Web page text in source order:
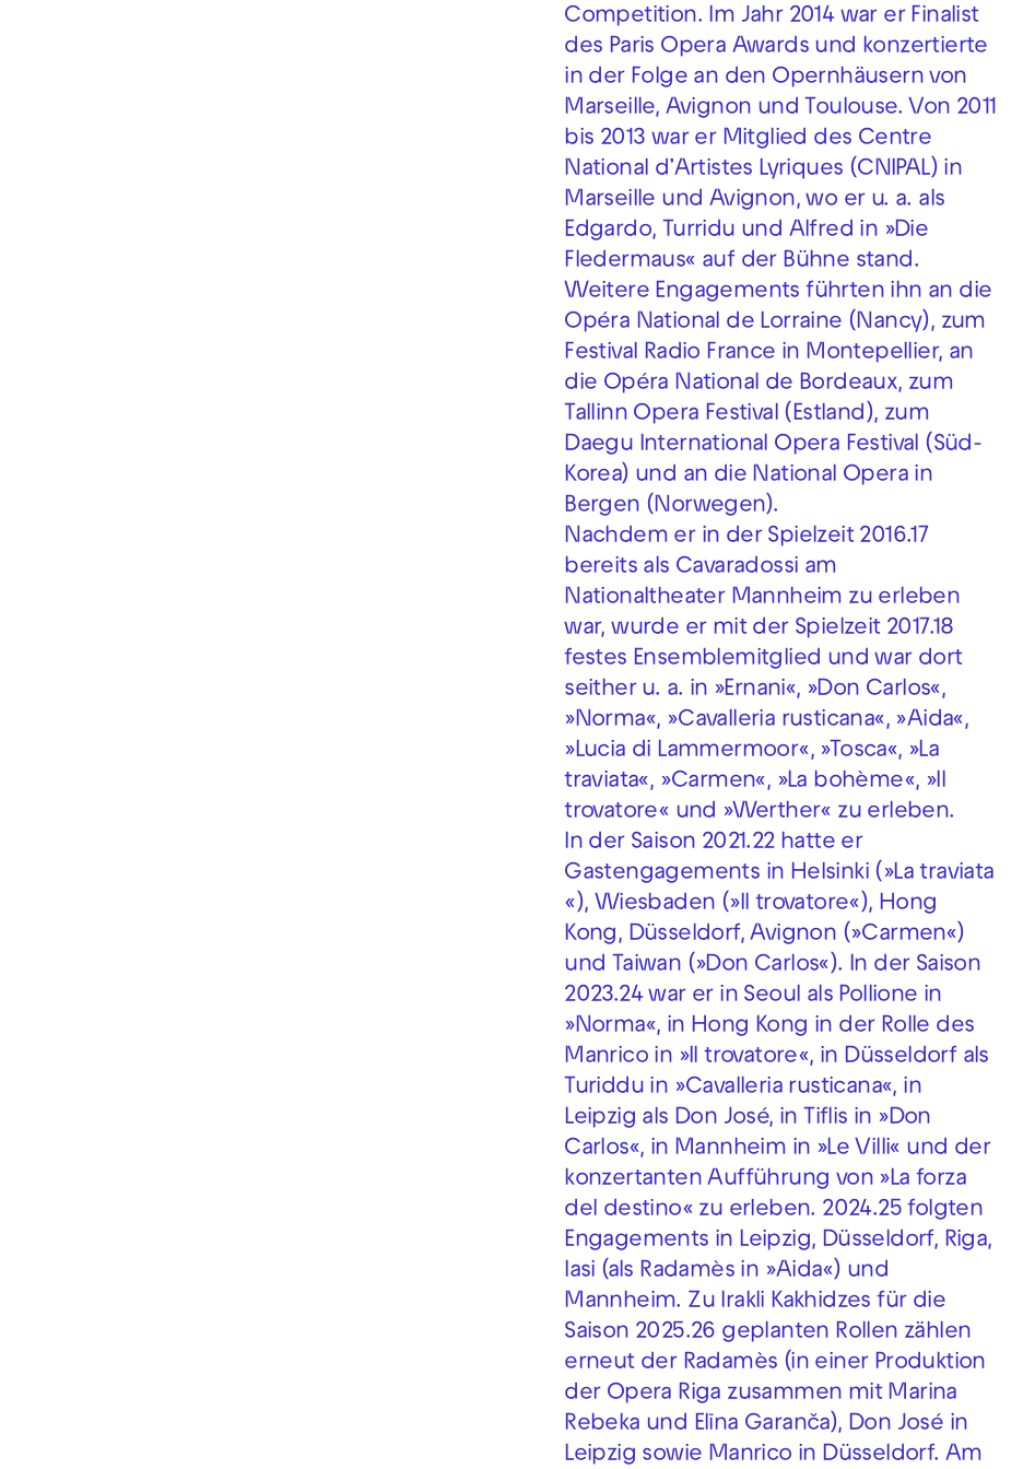
Competition. Im Jahr 2014 war er Finalist
des Paris Opera Awards und konzertierte
in der Folge an den Opernhäusern von
Marseille, Avignon und Toulouse. Von 2011
bis 2013 war er Mitglied des Centre
National d’Artistes Lyriques (CNIPAL) in
Marseille und Avignon, wo er u. a. als
Edgardo, Turridu und Alfred in »Die
Fledermaus« auf der Bühne stand.
Weitere Engagements führten ihn an die
Opéra National de Lorraine (Nancy), zum
Festival Radio France in Montepellier, an
die Opéra National de Bordeaux, zum
Tallinn Opera Festival (Estland), zum
Daegu International Opera Festival (Süd-
Korea) und an die National Opera in
Bergen (Norwegen).
Nachdem er in der Spielzeit 2016.17
bereits als Cavaradossi am
Nationaltheater Mannheim zu erleben
war, wurde er mit der Spielzeit 2017.18
festes Ensemblemitglied und war dort
seither u. a. in »Ernani«, »Don Carlos«,
»Norma«, »Cavalleria rusticana«, »Aida«,
»Lucia di Lammermoor«, »Tosca«, »La
traviata«, »Carmen«, »La bohème«, »Il
trovatore« und »Werther« zu erleben.
In der Saison 2021.22 hatte er
Gastengagements in Helsinki (»La traviata
«), Wiesbaden (»Il trovatore«), Hong
Kong, Düsseldorf, Avignon (»Carmen«)
und Taiwan (»Don Carlos«). In der Saison
2023.24 war er in Seoul als Pollione in
»Norma«, in Hong Kong in der Rolle des
Manrico in »Il trovatore«, in Düsseldorf als
Turiddu in »Cavalleria rusticana«, in
Leipzig als Don José, in Tiflis in »Don
Carlos«, in Mannheim in »Le Villi« und der
konzertanten Aufführung von »La forza
del destino« zu erleben. 2024.25 folgten
Engagements in Leipzig, Düsseldorf, Riga,
Iasi (als Radamès in »Aida«) und
Mannheim. Zu Irakli Kakhidzes für die
Saison 2025.26 geplanten Rollen zählen
erneut der Radamès (in einer Produktion
der Opera Riga zusammen mit Marina
Rebeka und Elīna Garanča), Don José in
Leipzig sowie Manrico in Düsseldorf. Am